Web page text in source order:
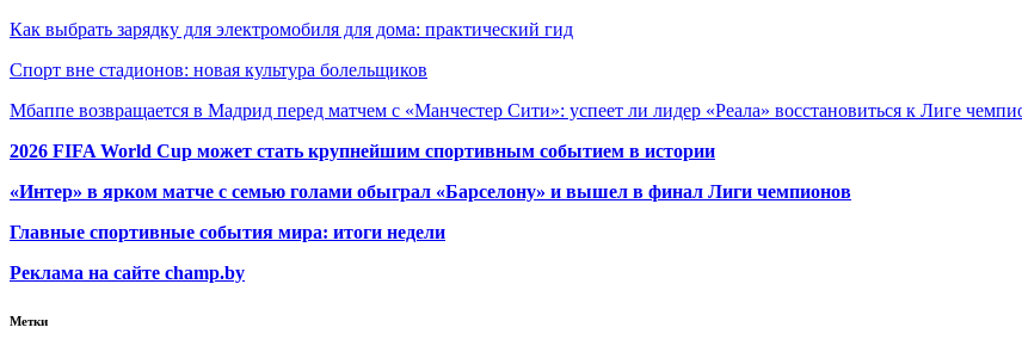
Как выбрать зарядку для электромобиля для дома: практический гид
Спорт вне стадионов: новая культура болельщиков
Мбаппе возвращается в Мадрид перед матчем с «Манчестер Сити»: успеет ли лидер «Реала» восстановиться к Лиге
2026 FIFA World Cup может стать крупнейшим спортивным событием в истории
«Интер» в ярком матче с семью голами обыграл «Барселону» и вышел в финал Лиги чемпионов
Главные спортивные события мира: итоги недели
Реклама на сайте champ.by
Метки